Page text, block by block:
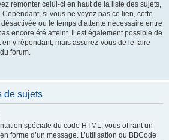
remonter celui-ci en haut de la liste des sujets,
si vous ne voyez pas ce lien, cette
ou le temps d’attente nécessaire entre
encore été atteint. Il est également possible de
y répondant, mais assurez-vous de le faire
forum.
de sujets
spéciale du code HTML, vous offrant un
forme d’un message. L’utilisation du BBCode